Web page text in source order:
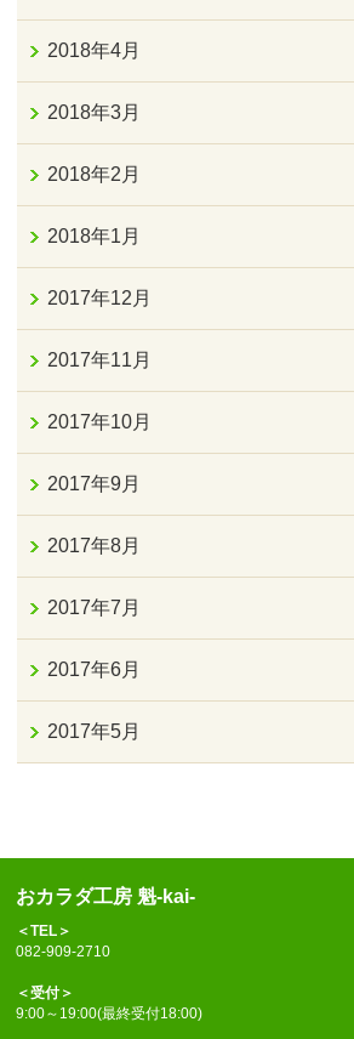
2018年4月
2018年3月
2018年2月
2018年1月
2017年12月
2017年11月
2017年10月
2017年9月
2017年8月
2017年7月
2017年6月
2017年5月
おカラダ工房 魁-kai-
＜TEL＞
082-909-2710
＜受付＞
9:00～19:00(最終受付18:00)